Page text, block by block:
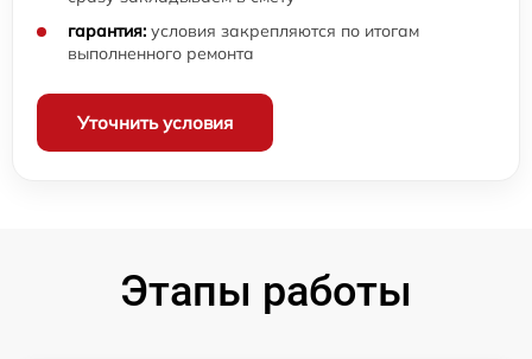
гарантия: условия закрепляются по итогам
выполненного ремонта
Уточнить условия
Этапы работы